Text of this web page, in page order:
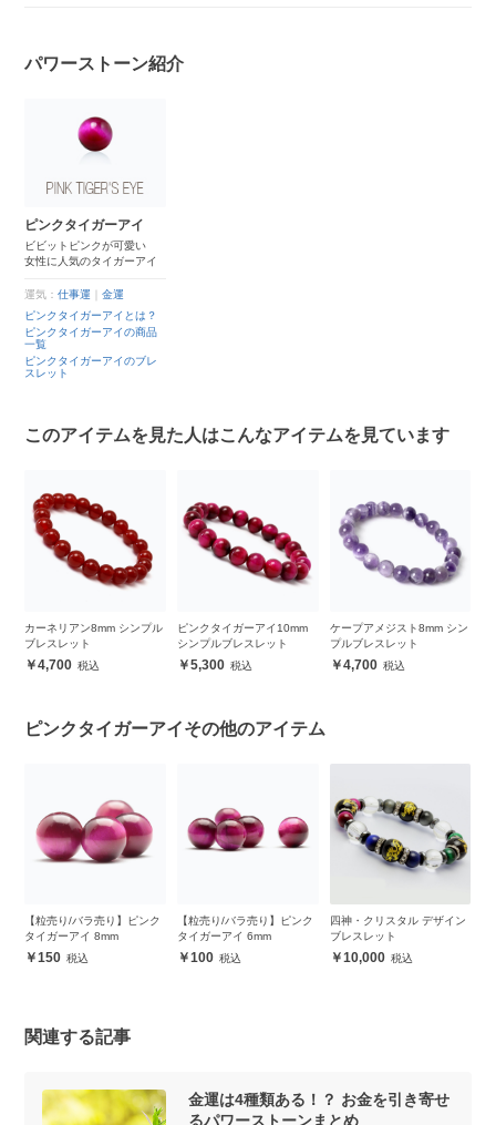
パワーストーン紹介
ピンクタイガーアイ
ビビットピンクが可愛い
女性に人気のタイガーアイ
運気：仕事運 ｜金運
ピンクタイガーアイとは？
ピンクタイガーアイの商品
一覧
ピンクタイガーアイのブレ
スレット
このアイテムを見た人はこんなアイテムを見ています
カーネリアン8mm シンプル
ブレスレット
4,700
ピンクタイガーアイ10mm
シンプルブレスレット
5,300
ケープアメジスト8mm シン
プルブレスレット
4,700
ピンクタイガーアイその他のアイテム
【粒売り/バラ売り】ピンク
タイガーアイ 8mm
150
【粒売り/バラ売り】ピンク
タイガーアイ 6mm
100
四神・クリスタル デザイン
ブレスレット
10,000
関連する記事
金運は4種類ある！？ お金を引き寄せ
るパワーストーンまとめ